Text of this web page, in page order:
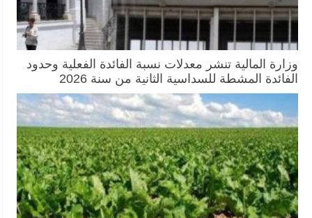
وزارة المالية تنشر معدلات نسبة الفائدة الفعلية وحدود
الفائدة المشطة للسداسية الثانية من سنة 2026